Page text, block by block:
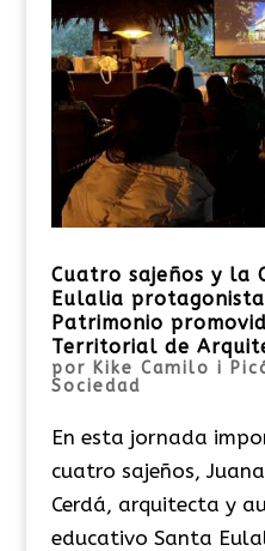
Cuatro sajeños y la
Eulalia
Patrimonio
Territorial de
por Kike Camilo i
Sociedad
En esta jornada
cuatro sajeños,
Cerdá, arquitecta y
educativo Santa